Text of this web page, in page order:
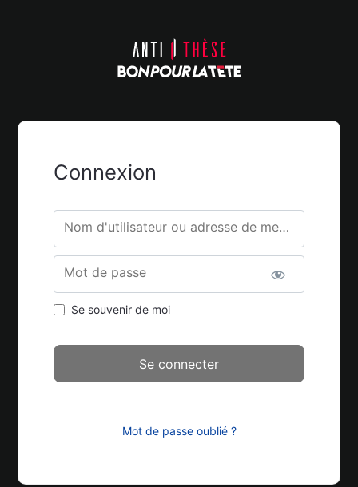
Connexion
Nom d'utilisateur ou adresse de messagerie.
Mot de passe
Se souvenir de moi
Mot de passe oublié ?